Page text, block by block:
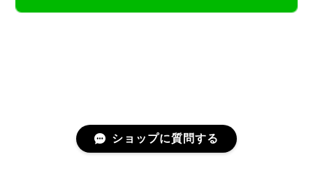
ショップに質問する